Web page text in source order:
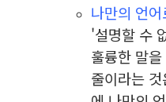
나만의 언
'설명할 수
훌륭한 말
줄이라는